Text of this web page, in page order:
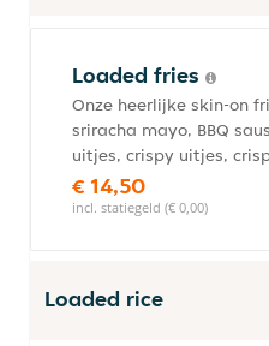
Loaded fries
Onze heerlijke skin-on
sriracha mayo, BBQ
uitjes, crispy uitjes,
€ 14,50
incl. statiegeld (€ 0,00)
Loaded rice